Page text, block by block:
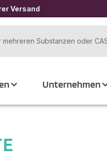
Versand
Unternehmen